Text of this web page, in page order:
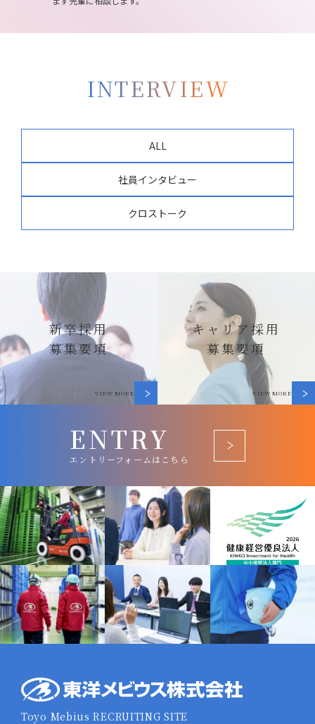
INTERVIEW
ALL
社員インタビュー
クロストーク
新卒採用
募集要項
VIEW MORE
キャリア採用
募集要項
VIEW MORE
ENTRY
エントリーフォームはこちら
Toyo Mebius RECRUITING SITE